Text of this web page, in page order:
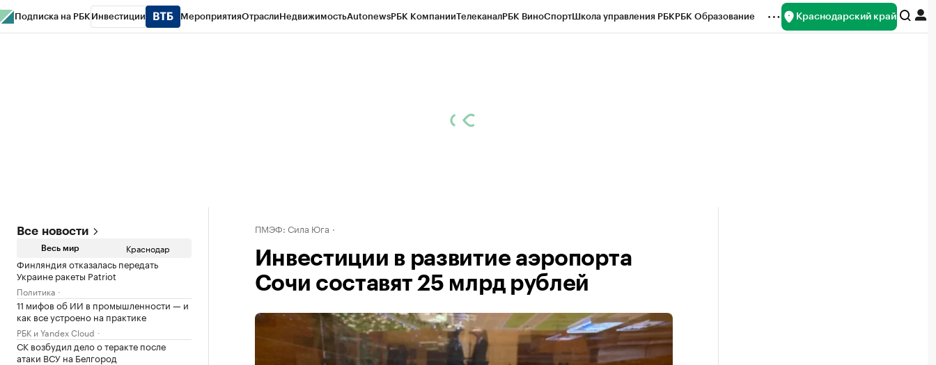
Подписка на РБК Инвестиции МероприятияОтраслиНедвижимостьAutonewsРБК КомпанииТелеканалРБК ВиноСпортШкола управления РБКРБК Образование Краснодарский край
Все новости
Весь мир Краснодар
Финляндия отказалась передать
Украине ракеты Patriot
Политика
11 мифов об ИИ в промышленности — и
как все устроено на практике
РБК и Yandex Cloud
СК возбудил дело о теракте после
атаки ВСУ на Белгород
ПМЭФ: Сила Юга
Инвестиции в развитие аэропорта
Сочи составят 25 млрд рублей